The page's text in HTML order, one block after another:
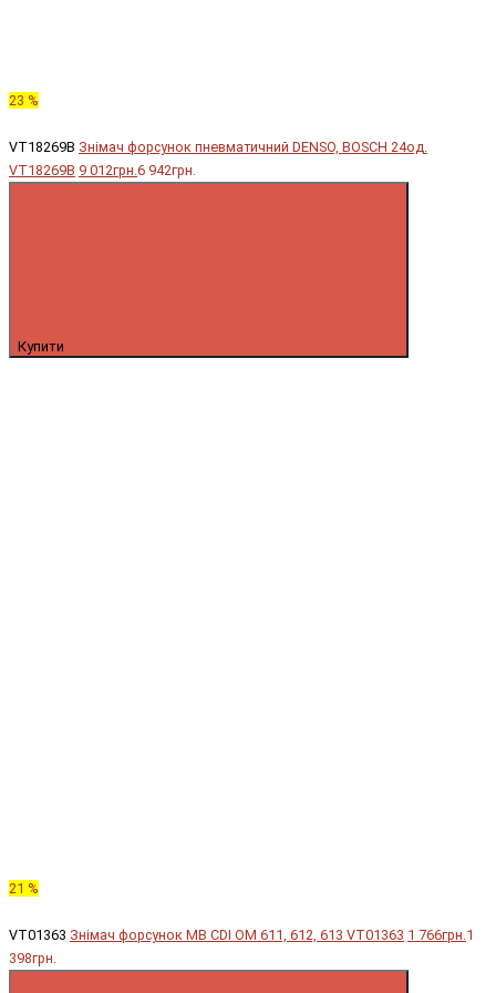
23 %
VT18269B Знімач форсунок пневматичний DENSO, BOSCH 24од.
VT18269B 9 012грн.6 942грн.
Купити
21 %
VT01363 Знімач форсунок MB CDI OM 611, 612, 613 VT01363 1 766грн.1
398грн.